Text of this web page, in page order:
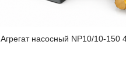
Агрегат насосный NP10/10-